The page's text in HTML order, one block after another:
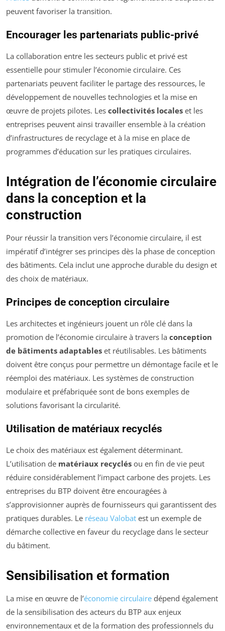
peuvent favoriser la transition.
Encourager les partenariats public-privé
La collaboration entre les secteurs public et privé est
essentielle pour stimuler l’économie circulaire. Ces
partenariats peuvent faciliter le partage des ressources, le
développement de nouvelles technologies et la mise en
œuvre de projets pilotes. Les collectivités locales et les
entreprises peuvent ainsi travailler ensemble à la création
d’infrastructures de recyclage et à la mise en place de
programmes d’éducation sur les pratiques circulaires.
Intégration de l’économie circulaire
dans la conception et la
construction
Pour réussir la transition vers l’économie circulaire, il est
impératif d’intégrer ses principes dès la phase de conception
des bâtiments. Cela inclut une approche durable du design et
des choix de matériaux.
Principes de conception circulaire
Les architectes et ingénieurs jouent un rôle clé dans la
promotion de l’économie circulaire à travers la conception
de bâtiments adaptables et réutilisables. Les bâtiments
doivent être conçus pour permettre un démontage facile et le
réemploi des matériaux. Les systèmes de construction
modulaire et préfabriquée sont de bons exemples de
solutions favorisant la circularité.
Utilisation de matériaux recyclés
Le choix des matériaux est également déterminant.
L’utilisation de matériaux recyclés ou en fin de vie peut
réduire considérablement l’impact carbone des projets. Les
entreprises du BTP doivent être encouragées à
s’approvisionner auprès de fournisseurs qui garantissent des
pratiques durables. Le réseau Valobat est un exemple de
démarche collective en faveur du recyclage dans le secteur
du bâtiment.
Sensibilisation et formation
La mise en œuvre de l’économie circulaire dépend également
de la sensibilisation des acteurs du BTP aux enjeux
environnementaux et de la formation des professionnels du